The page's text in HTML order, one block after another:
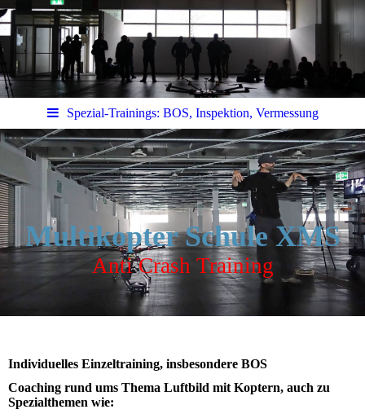
Spezial-Trainings: BOS, Inspektion, Vermessung
Multikopter Schule XMS
Anti Crash Training
Individuelles Einzeltraining, insbesondere BOS
Coaching rund ums Thema Luftbild mit Koptern, auch zu
Spezialthemen wie: